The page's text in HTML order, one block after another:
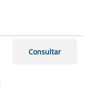
Consultar